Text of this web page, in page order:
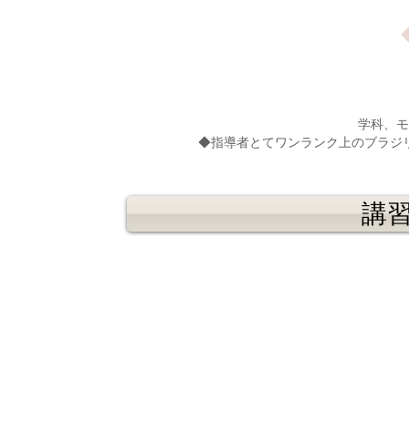
学科、
◆指導者とてワンランク上のブラジ
講